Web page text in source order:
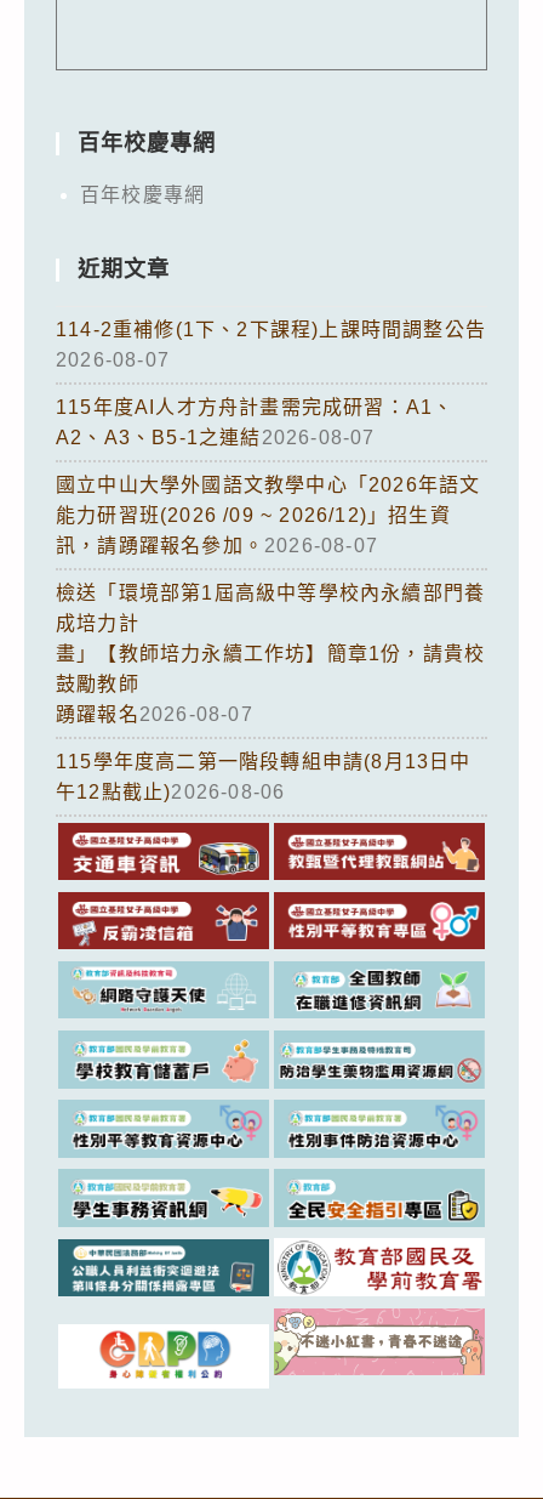
百年校慶專網
百年校慶專網
近期文章
114-2重補修(1下、2下課程)上課時間調整公告
2026-08-07
115年度AI人才方舟計畫需完成研習：A1、
A2、A3、B5-1之連結2026-08-07
國立中山大學外國語文教學中心「2026年語文
能力研習班(2026 /09 ~ 2026/12)」招生資
訊，請踴躍報名參加。 2026-08-07
檢送「環境部第1屆高級中等學校內永續部門養
成培力計
畫」【教師培力永續工作坊】簡章1份，請貴校
鼓勵教師
踴躍報名2026-08-07
115學年度高二第一階段轉組申請(8月13日中
午12點截止)2026-08-06